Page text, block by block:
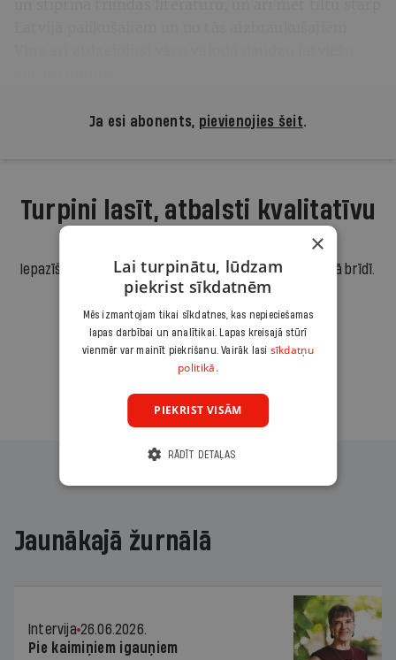
Ja esi abonents, pievienojies šeit.
Turpini lasīt, atbalsti kvalitatīvu
Iepazīšanās piedāvājums ir.lv abonēšanai. Atcel jebkurā brīdī.
3,90 €/mēnesī
Abonēt
Citas abonēšanas iespējas meklē šeit
Jaunākajā žurnālā
Intervija 26.06.2026.
Pie kaimiņiem igauņiem
×
Lai turpinātu, lūdzam
piekrist sīkdatnēm
Mēs izmantojam tikai sīkdatnes, kas nepieciešamas
lapas darbībai un analītikai. Lapas kreisajā stūrī
vienmēr var mainīt piekrišanu. Vairāk lasi sīkdatņu
politikā.
PIEKRIST VISĀM
RĀDĪT DETAĻAS